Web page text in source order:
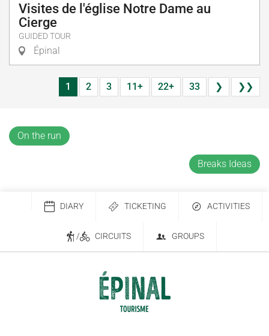
Visites de l'église Notre Dame au
Cierge
GUIDED TOUR
Épinal
1 2 3 11+ 22+ 33 ❯ ❯❯
On the run
Breaks Ideas
DIARY TICKETING ACTIVITIES
/ CIRCUITS GROUPS